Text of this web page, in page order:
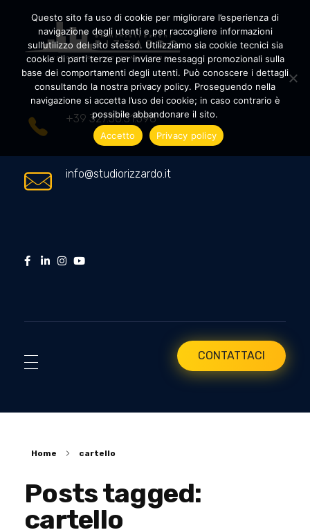
Amministrazioni Rizzardo
+39 327.36.31.598
info@studiorizzardo.it
CONTATTACI
Home cartello
Posts tagged:
cartello
Questo sito fa uso di cookie per migliorare l’esperienza di
navigazione degli utenti e per raccogliere informazioni
sull’utilizzo del sito stesso. Utilizziamo sia cookie tecnici sia
cookie di parti terze per inviare messaggi promozionali sulla
base dei comportamenti degli utenti. Può conoscere i dettagli
consultando la nostra privacy policy. Proseguendo nella
navigazione si accetta l’uso dei cookie; in caso contrario è
possibile abbandonare il sito.
Accetto
Privacy policy